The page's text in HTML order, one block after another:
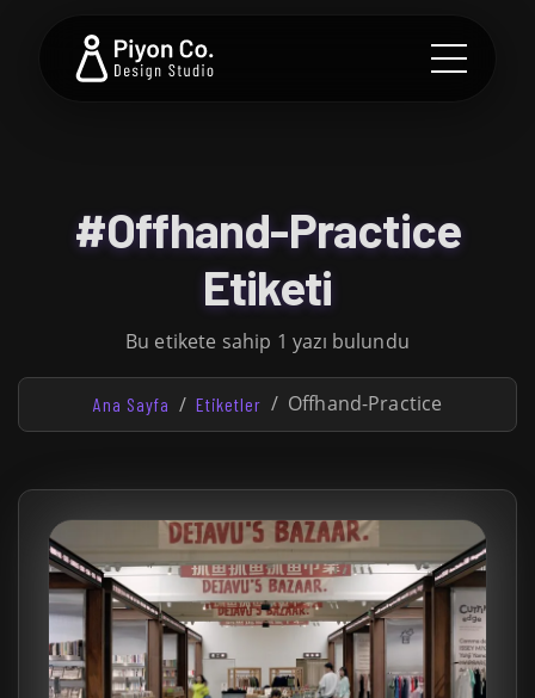
#Offhand-Practice
Etiketi
Bu etikete sahip 1 yazı bulundu
Ana Sayfa Etiketler Offhand-Practice